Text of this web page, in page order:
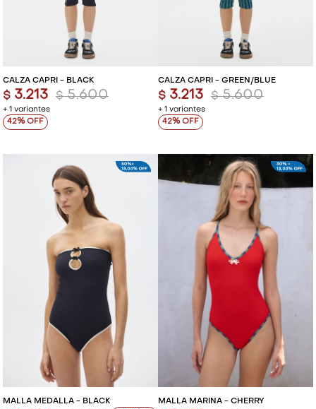
CALZA CAPRI - BLACK
+ 1 variantes
$ 3.213 $ 5.600
42
CALZA CAPRI - GREEN/BLUE
+ 1 variantes
$ 3.213 $ 5.600
42
MALLA MEDALLA - BLACK MALLA MARINA - CHERRY
VESTIDOS Y MONOS
CAMISAS Y BLUSAS
SHORTS Y FALDAS
VESTIDOS Y MONOS
CAMISAS Y BLUSAS
SHORTS Y FALDAS